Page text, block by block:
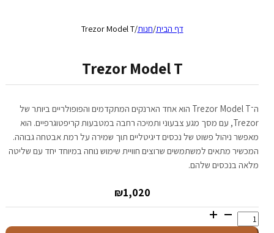
דף הבית/חנות/
Trezor Model T
Trezor Model T
ה־Trezor Model T הוא אחד הארנקים המתקדמים והפופולריים ביותר של
Trezor, עם מסך מגע צבעוני ותמיכה רחבה במטבעות קריפטוגרפיים. הוא
מאפשר ניהול פשוט של נכסים דיגיטליים תוך שמירה על רמת אבטחה גבוהה.
המכשיר מתאים למשתמשים שרוצים חוויית שימוש נוחה במיוחד יחד עם שליטה
מלאה בנכסים שלהם.
₪1,020
כמות
של